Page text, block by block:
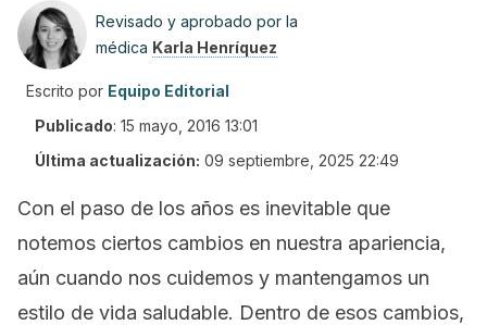
Revisado y aprobado por la
médica Karla Henríquez
Escrito por Equipo Editorial
Publicado: 15 mayo, 2016 13:01
Última actualización: 09 septiembre, 2025 22:49
Con el paso de los años es inevitable que
notemos ciertos cambios en nuestra apariencia,
aún cuando nos cuidemos y mantengamos un
estilo de vida saludable. Dentro de esos cambios,